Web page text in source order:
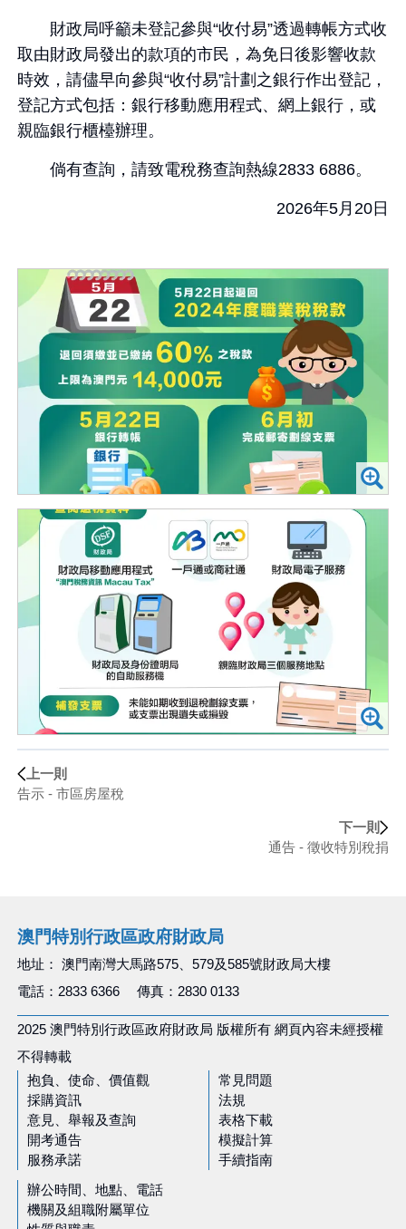
財政局呼籲未登記參與“收付易”透過轉帳方式收
取由財政局發出的款項的市民，為免日後影響收款
時效，請儘早向參與“收付易”計劃之銀行作出登記，
登記方式包括：銀行移動應用程式、網上銀行，或
親臨銀行櫃檯辦理。
倘有查詢，請致電稅務查詢熱線2833 6886。
2026年5月20日
上一則
告示 - 市區房屋稅
下一則
通告 - 徵收特別稅捐
澳門特別行政區政府財政局
地址： 澳門南灣大馬路575、579及585號財政局大樓
電話：2833 6366 傳真：2830 0133
2025 澳門特別行政區政府財政局 版權所有 網頁內容未經授權
不得轉載
抱負、使命、價值觀
採購資訊
意見、舉報及查詢
開考通告
服務承諾
常見問題
法規
表格下載
模擬計算
手續指南
辦公時間、地點、電話
機關及組職附屬單位